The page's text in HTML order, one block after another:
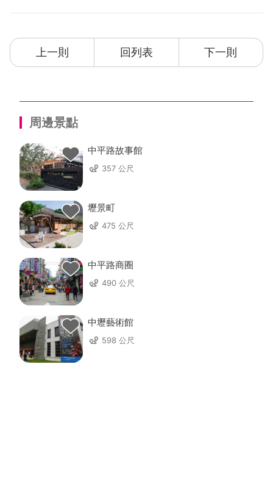
上一則 回列表 下一則
周邊景點
中平路故事館
357 公尺
壢景町
475 公尺
中平路商圈
490 公尺
中壢藝術館
598 公尺